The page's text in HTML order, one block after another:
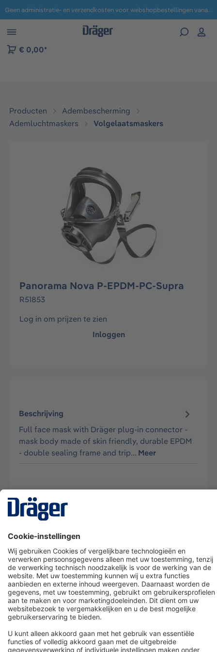
naar navigatie B2B-platform Geen administratie- en verzendkosten voor webshopbestellingen vanaf € 100,-.
€ 0,00*
Producten
Adembescherming
Ademluchtmaskers
Volgelaatsmaskers​
Afbeeldingengalerij overslaan
Panorama Nova P-EPDM-PC-Supra
R51853
Log in om prijzen te zien
Inloggen
Beschrijving
Full face mask with Dräger plug-in connector -
mask body made of skin friendly, durable EPDM
- double sealing frame and trip… Meer
Dräger klantenservice
Over Dräger
Bestellen in onze webshop
Community